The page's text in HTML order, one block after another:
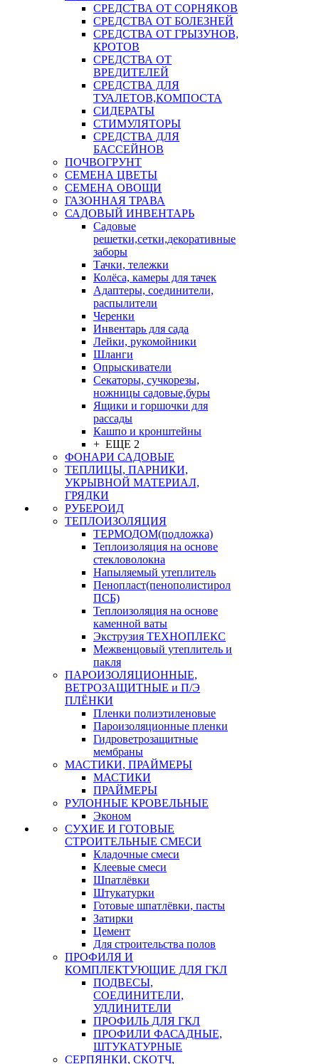
СРЕДСТВА ОТ СОРНЯКОВ
СРЕДСТВА ОТ БОЛЕЗНЕЙ
СРЕДСТВА ОТ ГРЫЗУНОВ,
КРОТОВ
СРЕДСТВА ОТ
ВРЕДИТЕЛЕЙ
СРЕДСТВА ДЛЯ
ТУАЛЕТОВ,КОМПОСТА
СИДЕРАТЫ
СТИМУЛЯТОРЫ
СРЕДСТВА ДЛЯ
БАССЕЙНОВ
ПОЧВОГРУНТ
СЕМЕНА ЦВЕТЫ
СЕМЕНА ОВОЩИ
ГАЗОННАЯ ТРАВА
САДОВЫЙ ИНВЕНТАРЬ
Садовые
решетки,сетки,декоративные
заборы
Тачки, тележки
Колёса, камеры для тачек
Адаптеры, соединители,
распылители
Черенки
Инвентарь для сада
Лейки, рукомойники
Шланги
Опрыскиватели
Секаторы, сучкорезы,
ножницы садовые,буры
Ящики и горшочки для
рассады
Кашпо и кронштейны
+ ЕЩЕ 2
ФОНАРИ САДОВЫЕ
ТЕПЛИЦЫ, ПАРНИКИ,
УКРЫВНОЙ МАТЕРИАЛ,
ГРЯДКИ
РУБЕРОИД
ТЕПЛОИЗОЛЯЦИЯ
ТЕРМОДОМ(подложка)
Теплоизоляция на основе
стекловолокна
Напыляемый утеплитель
Пенопласт(пенополистирол
ПСБ)
Теплоизоляция на основе
каменной ваты
Экструзия ТЕХНОПЛЕКС
Межвенцовый утеплитель и
пакля
ПАРОИЗОЛЯЦИОННЫЕ,
ВЕТРОЗАЩИТНЫЕ и П/Э
ПЛЁНКИ
Пленки полиэтиленовые
Пароизоляционные пленки
Гидроветрозащитные
мембраны
МАСТИКИ, ПРАЙМЕРЫ
МАСТИКИ
ПРАЙМЕРЫ
РУЛОННЫЕ КРОВЕЛЬНЫЕ
Эконом
СУХИЕ И ГОТОВЫЕ
СТРОИТЕЛЬНЫЕ СМЕСИ
Кладочные смеси
Клеевые смеси
Шпатлёвки
Штукатурки
Готовые шпатлёвки, пасты
Затирки
Цемент
Для строительства полов
ПРОФИЛЯ И
КОМПЛЕКТУЮЩИЕ ДЛЯ ГКЛ
ПОДВЕСЫ,
СОЕДИНИТЕЛИ,
УДЛИНИТЕЛИ
ПРОФИЛЬ ДЛЯ ГКЛ
ПРОФИЛИ ФАСАДНЫЕ,
ШТУКАТУРНЫЕ
СЕРПЯНКИ, СКОТЧ,